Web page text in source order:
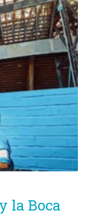
la Boca